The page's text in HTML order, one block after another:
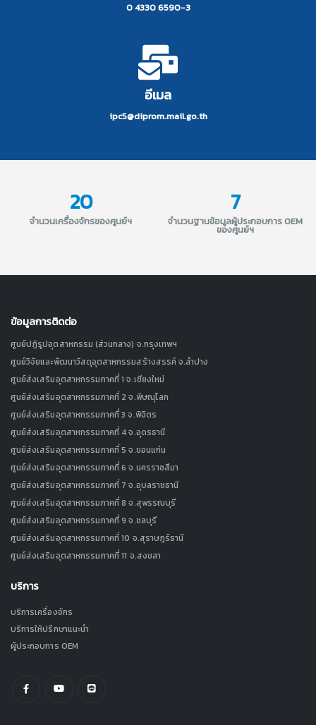
0 4330 6590-3
อีเมล
ipc5@diprom.mail.go.th
20
จำนวนเครื่องจักรของศูนย์ฯ
7
จำนวนฐานข้อมูลผู้ประกอบการ OEM
ของศูนย์ฯ
ข้อมูลการติดต่อ
ศูนย์ปฏิรูปอุตสาหกรรม (ส่วนกลาง) จ.กรุงเทพฯ
ศูนย์วิจัยและพัฒนาวัสดุอุตสาหกรรมสร้างสรรค์ จ.ลำปาง
ศูนย์ส่งเสริมอุตสาหกรรมภาคที่ 1 จ.เชียงใหม่
ศูนย์ส่งเสริมอุตสาหกรรมภาคที่ 2 จ.พิษณุโลก
ศูนย์ส่งเสริมอุตสาหกรรมภาคที่ 3 จ.พิจิตร
ศูนย์ส่งเสริมอุตสาหกรรมภาคที่ 4 จ.อุดรธานี
ศูนย์ส่งเสริมอุตสาหกรรมภาคที่ 5 จ.ขอนแก่น
ศูนย์ส่งเสริมอุตสาหกรรมภาคที่ 6 จ.นครราชสีมา
ศูนย์ส่งเสริมอุตสาหกรรมภาคที่ 7 จ.อุบลราชธานี
ศูนย์ส่งเสริมอุตสาหกรรมภาคที่ 8 จ.สุพรรณบุรี
ศูนย์ส่งเสริมอุตสาหกรรมภาคที่ 9 จ.ชลบุรี
ศูนย์ส่งเสริมอุตสาหกรรมภาคที่ 10 จ.สุราษฎร์ธานี
ศูนย์ส่งเสริมอุตสาหกรรมภาคที่ 11 จ.สงขลา
บริการ
บริการเครื่องจักร
บริการให้ปรึกษาแนะนำ
ผู้ประกอบการ OEM